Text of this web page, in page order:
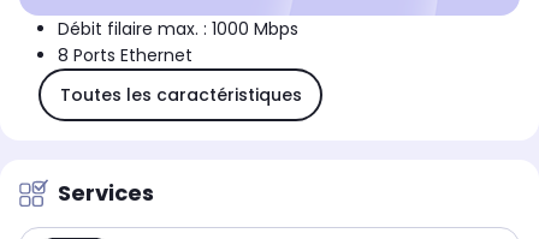
Débit filaire max. : 1000 Mbps
8 Ports Ethernet
Toutes les caractéristiques
Services